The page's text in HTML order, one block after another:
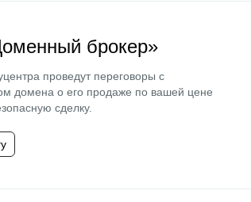
брокер»
проведут переговоры с
домена о его продаже по вашей цене
сделку.